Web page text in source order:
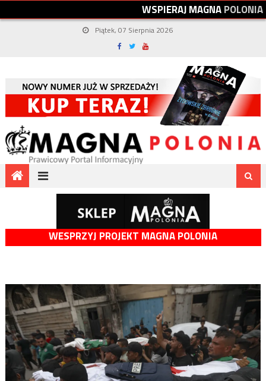
WSPIERAJMAGNAPOLONIA
Piątek, 07 Sierpnia 2026
WESPRZYJ PROJEKT MAGNA POLONIA